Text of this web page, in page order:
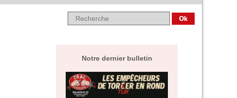
Notre dernier bulletin